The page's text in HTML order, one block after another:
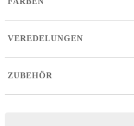
VEREDELUNGEN
ZUBEHÖR